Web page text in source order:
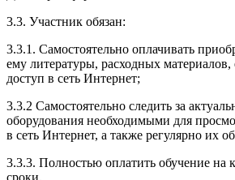
3.3. Участник обязан:
3.3.1. Cамостоятельно оплачивать
ему литературы, расходных материалов,
доступ в сеть Интернет;
3.3.2 Самостоятельно следить за
оборудования необходимыми для
в сеть Интернет, а также регулярно их
3.3.3. Полностью оплатить обучение на
сроки.